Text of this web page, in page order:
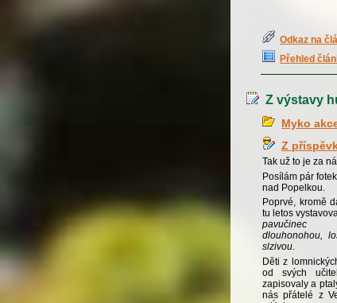
Odkaz na
Přehled
Z výstavy
Myko
Z
Tak už to je za
Posílám pár
nad Popelkou.
Poprvé, kromě
tu letos
pavučinec
dlouhonohou,
slzivou.
Děti z
od svých
zapisovaly a
nás přátelé z